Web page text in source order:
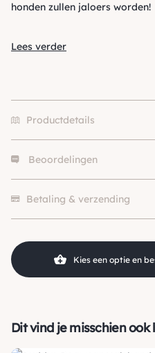
honden zullen jaloers worden!
Lees verder
Productdetails
Merk
Size
Hondgrootte
Kleur
Beoordelingen
Betaling & verzending
Kies een optie en
Dit vind je misschien ook